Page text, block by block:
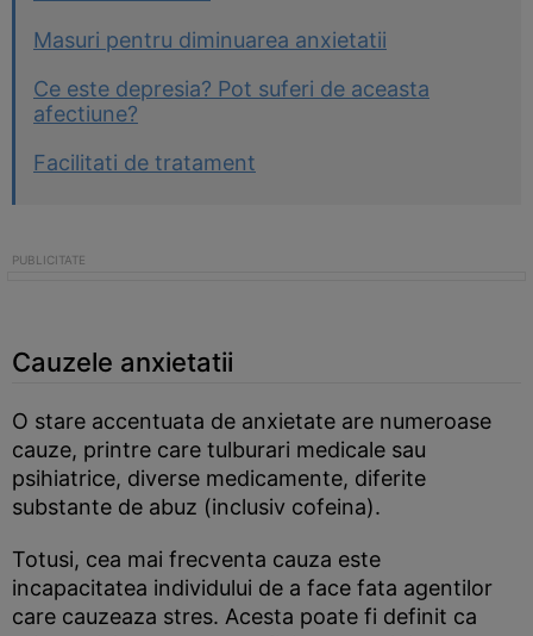
Masuri pentru diminuarea anxietatii
Ce este depresia? Pot suferi de aceasta
afectiune?
Facilitati de tratament
Cauzele anxietatii
O stare accentuata de anxietate are numeroase
cauze, printre care tulburari medicale sau
psihiatrice, diverse medicamente, diferite
substante de abuz (inclusiv cofeina).
Totusi, cea mai frecventa cauza este
incapacitatea individului de a face fata agentilor
care cauzeaza stres. Acesta poate fi definit ca